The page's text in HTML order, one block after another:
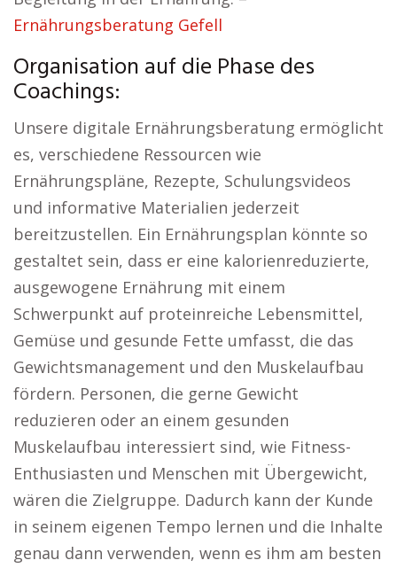
Ernährungsberatung Gefell
Organisation auf die Phase des
Coachings:
Unsere digitale Ernährungsberatung ermöglicht
es, verschiedene Ressourcen wie
Ernährungspläne, Rezepte, Schulungsvideos
und informative Materialien jederzeit
bereitzustellen. Ein Ernährungsplan könnte so
gestaltet sein, dass er eine kalorienreduzierte,
ausgewogene Ernährung mit einem
Schwerpunkt auf proteinreiche Lebensmittel,
Gemüse und gesunde Fette umfasst, die das
Gewichtsmanagement und den Muskelaufbau
fördern. Personen, die gerne Gewicht
reduzieren oder an einem gesunden
Muskelaufbau interessiert sind, wie Fitness-
Enthusiasten und Menschen mit Übergewicht,
wären die Zielgruppe. Dadurch kann der Kunde
in seinem eigenen Tempo lernen und die Inhalte
genau dann verwenden, wenn es ihm am besten